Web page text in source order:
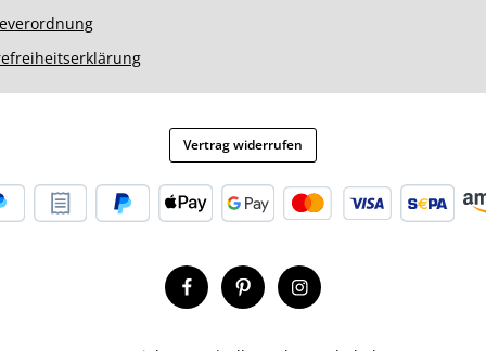
Vertrag widerrufen